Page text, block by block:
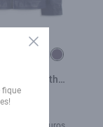
Leather
Blue
Close
fique